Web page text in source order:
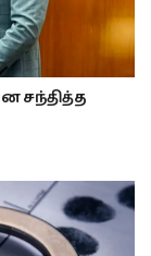
சந்தித்த